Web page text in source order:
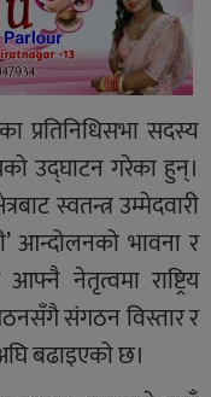
प्रतिनिधिसभा सदस्य
उद्घाटन गरेका हुन्।
स्वतन्त्र उम्मेदवारी
आन्दोलनको भावना र
नेतृत्वमा राष्ट्रिय
गठनसँगै संगठन विस्तार र
बढाइएको छ।